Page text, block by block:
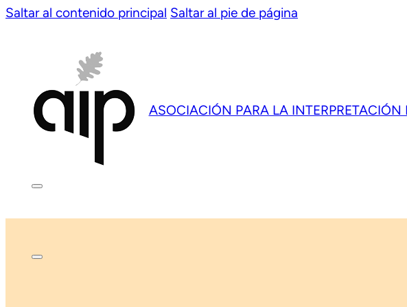
Saltar al contenido principal Saltar al pie de página
ASOCIACIÓN PARA LA INTERPRETACIÓN